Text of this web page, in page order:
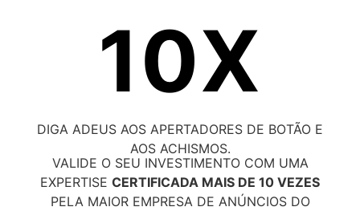
10X
DIGA ADEUS AOS APERTADORES DE BOTÃO E
AOS ACHISMOS.
VALIDE O SEU INVESTIMENTO COM UMA
EXPERTISE CERTIFICADA MAIS DE 10 VEZES
PELA MAIOR EMPRESA DE ANÚNCIOS DO